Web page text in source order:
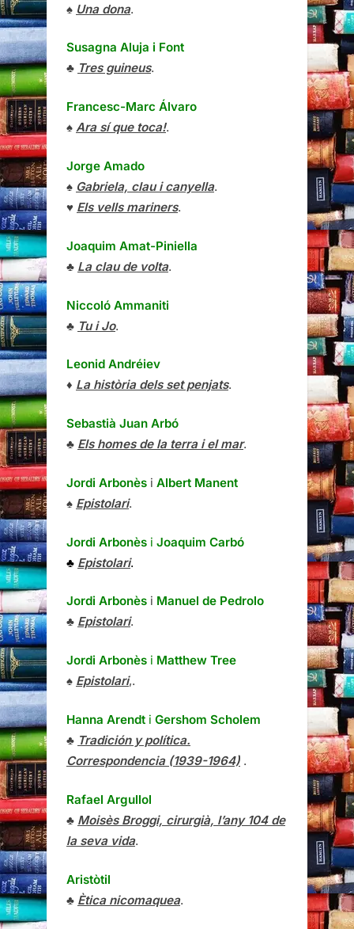
♠ Una dona.
Susagna Aluja i Font
♣ Tres guineus.
Francesc-Marc Álvaro
♠ Ara sí que toca!.
Jorge Amado
♠ Gabriela, clau i canyella.
♥ Els vells mariners.
Joaquim Amat-Piniella
♣ La clau de volta.
Niccoló Ammaniti
♣ Tu i Jo.
Leonid Andréiev
♦ La història dels set penjats.
Sebastià Juan Arbó
♣ Els homes de la terra i el mar.
Jordi Arbonès i Albert Manent
♠ Epistolari.
Jordi Arbonès i Joaquim Carbó
♣ Epistolari.
Jordi Arbonès i Manuel de Pedrolo
♣ Epistolari.
Jordi Arbonès i Matthew Tree
♠ Epistolari,.
Hanna Arendt i Gershom Scholem
♣ Tradición y política.
Correspondencia (1939-1964) .
Rafael Argullol
♣ Moisès Broggi, cirurgià, l’any 104 de
la seva vida.
Aristòtil
♣ Ètica nicomaquea.